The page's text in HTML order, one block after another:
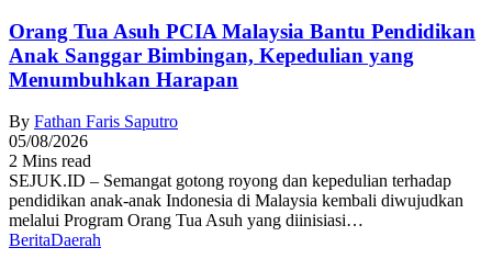
Orang Tua Asuh PCIA Malaysia Bantu Pendidikan
Anak Sanggar Bimbingan, Kepedulian yang
Menumbuhkan Harapan
By Fathan Faris Saputro
05/08/2026
2 Mins read
SEJUK.ID – Semangat gotong royong dan kepedulian terhadap
pendidikan anak-anak Indonesia di Malaysia kembali diwujudkan
melalui Program Orang Tua Asuh yang diinisiasi…
BeritaDaerah